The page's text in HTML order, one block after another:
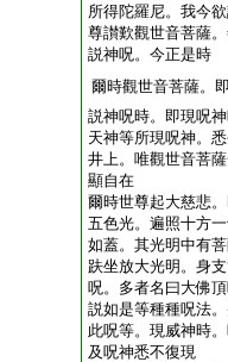
所得陀羅尼。我今
尊讃歎觀世音菩薩
説神呪。今正是時
爾時觀世音菩薩。
説神呪時。即現呪
天神等所現呪神。
井上。唯觀世音菩
顯自在
爾時世尊起大慈悲
五色光。遍照十方
如蓋。其光明中有
趺坐放大光明。身
呪。多者名曰大佛
説如是等種種呪法
此呪等。現威神時
及呪神悉不復現